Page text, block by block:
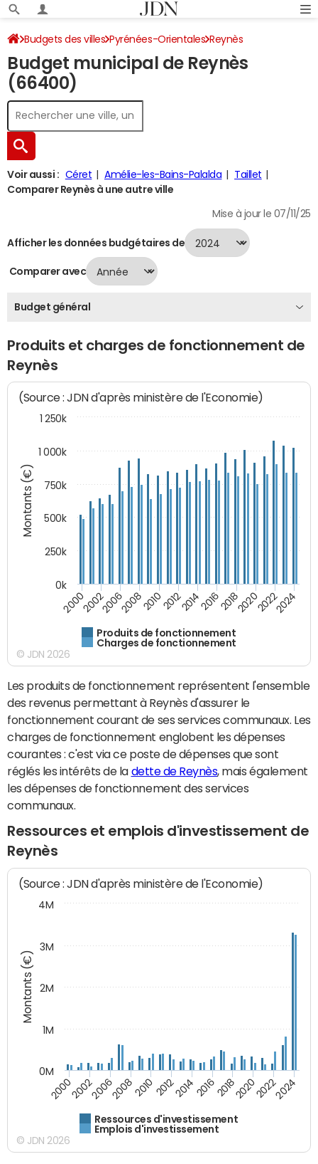
Budgets des villes Pyrénées-Orientales Reynès
Budget 2024
Budget municipal de Reynès
(66400)
Voir aussi : Céret Amélie-les-Bains-Palalda
Taillet
Comparer Reynès à une autre ville
Mise à jour le 07/11/25
Afficher les données budgétaires de
Comparer avec
Budget général
Produits et charges de fonctionnement de
Reynès
Montants (€)
(Source : JDN d'après ministère de l'Economie)
Produits de fonctionnement
Charges de fonctionnement
200020022006200820102012201420162018202020222024
0k
250k
500k
750k
1 000k
1 250k
© JDN 2026
Les produits de fonctionnement représentent l'ensemble
des revenus permettant à Reynès d'assurer le
fonctionnement courant de ses services communaux. Les
charges de fonctionnement englobent les dépenses
courantes : c'est via ce poste de dépenses que sont
réglés les intérêts de la dette de Reynès, mais également
les dépenses de fonctionnement des services
communaux.
Ressources et emplois d'investissement de
Reynès
Montants (€)
(Source : JDN d'après ministère de l'Economie)
Ressources d'investissement
Emplois d'investissement
20002002200620082010 2012201420162018202020222024
0M
1M
2M
3M
4M
© JDN 2026